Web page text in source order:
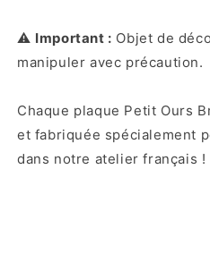
⚠️ Important : Objet de
manipuler avec précaution.
Chaque plaque Petit Ours
et fabriquée spécialement
dans notre atelier français !